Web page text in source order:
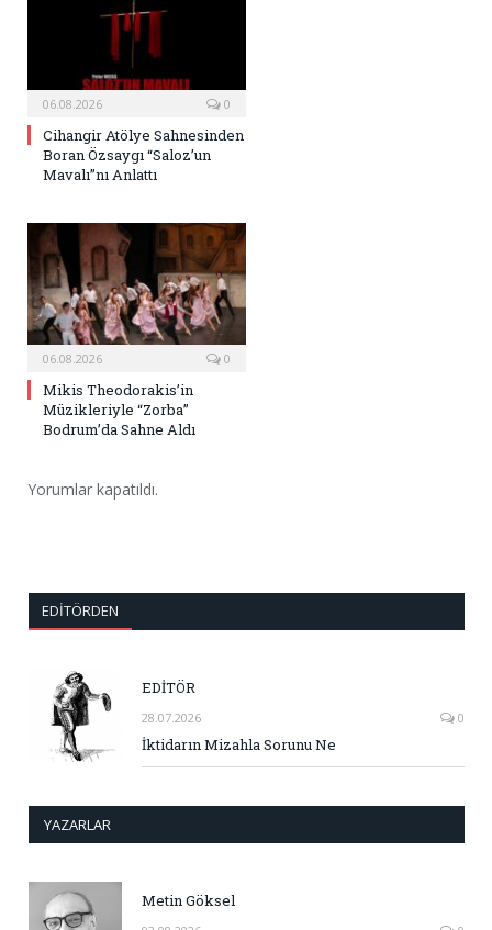
06.08.2026 0
Cihangir Atölye Sahnesinden
Boran Özsaygı “Saloz’un
Mavalı”nı Anlattı
06.08.2026 0
Mikis Theodorakis’in
Müzikleriyle “Zorba”
Bodrum’da Sahne Aldı
Yorumlar kapatıldı.
EDITÖRDEN
EDİTÖR
28.07.2026 0
İktidarın Mizahla Sorunu Ne
YAZARLAR
Metin Göksel